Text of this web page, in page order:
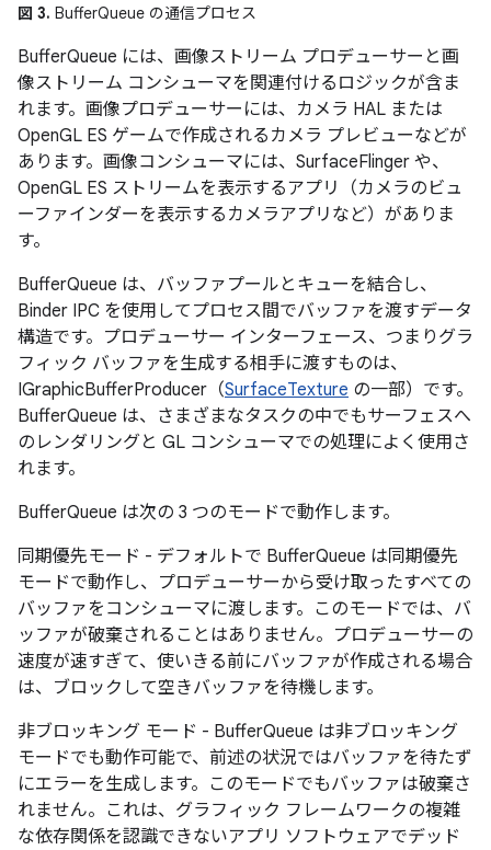
図 3. BufferQueue の通信プロセス
BufferQueue には、画像ストリーム プロデューサーと画
像ストリーム コンシューマを関連付けるロジックが含ま
れます。画像プロデューサーには、カメラ HAL または
OpenGL ES ゲームで作成されるカメラ プレビューなどが
あります。画像コンシューマには、SurfaceFlinger や、
OpenGL ES ストリームを表示するアプリ（カメラのビュ
ーファインダーを表示するカメラアプリなど）がありま
す。
BufferQueue は、バッファプールとキューを結合し、
Binder IPC を使用してプロセス間でバッファを渡すデータ
構造です。プロデューサー インターフェース、つまりグラ
フィック バッファを生成する相手に渡すものは、
IGraphicBufferProducer（SurfaceTexture の一部）です。
BufferQueue は、さまざまなタスクの中でもサーフェスへ
のレンダリングと GL コンシューマでの処理によく使用さ
れます。
BufferQueue は次の 3 つのモードで動作します。
同期優先モード - デフォルトで BufferQueue は同期優先
モードで動作し、プロデューサーから受け取ったすべての
バッファをコンシューマに渡します。
このモードでは、バ
ッファが破棄されることはありません。プロデューサーの
速度が速すぎて、使いきる前にバッファが作成される場合
は、ブロックして空きバッファを待機します。
非ブロッキング モード - BufferQueue は非ブロッキング
モードでも動作可能で、前述の状況ではバッファを待たず
にエラーを生成します。
このモードでもバッファは破棄さ
れません。これは、グラフィック フレームワークの複雑
な依存関係を認識できないアプリ ソフトウェアでデッド